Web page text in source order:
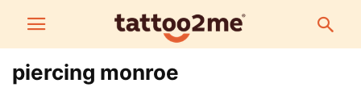
piercing monroe